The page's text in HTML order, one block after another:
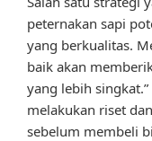
peternakan sapi
yang berkualitas.
baik akan
yang lebih
melakukan riset
sebelum membeli